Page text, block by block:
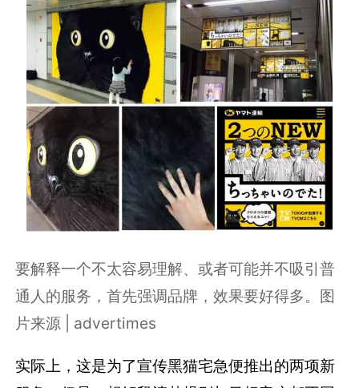
要解释一个不太容易理解、或者可能并不吸引普
通人的服务，首先强调品牌，效果要好得多。图
片来源 | advertimes
实际上，这是为了宣传黑猫宅急便推出的两项新